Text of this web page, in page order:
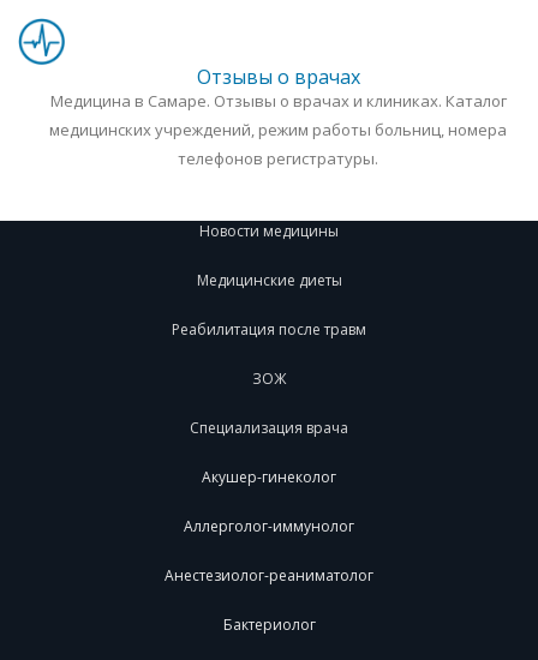
Отзывы о врачах
Медицина в Самаре. Отзывы о врачах и клиниках. Каталог
медицинских учреждений, режим работы больниц, номера
телефонов регистратуры.
Новости медицины
Медицинские диеты
Реабилитация после травм
ЗОЖ
Специализация врача
Акушер-гинеколог
Аллерголог-иммунолог
Анестезиолог-реаниматолог
Бактериолог